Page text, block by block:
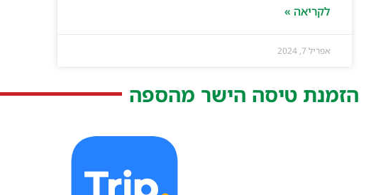
לקריאה »
אפריל 7, 2024
הזמנת טיסה הישר מהספה